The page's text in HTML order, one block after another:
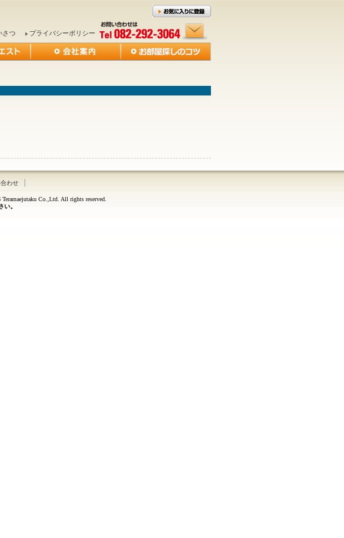
さつ プライバシーポリシー
わせ
Co.,Ltd. All rights reserved.
い。